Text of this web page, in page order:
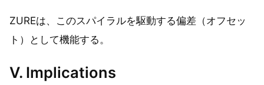
ZUREは、このスパイラルを駆動する偏差（オフセッ
ト）として機能する。
V. Implications